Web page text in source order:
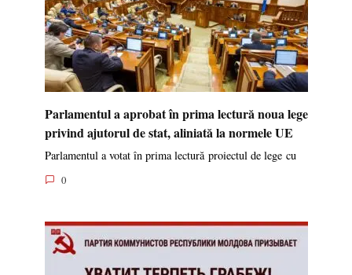
Parlamentul a aprobat în prima lectură noua lege
privind ajutorul de stat, aliniată la normele UE
Parlamentul a votat în prima lectură proiectul de lege cu
0